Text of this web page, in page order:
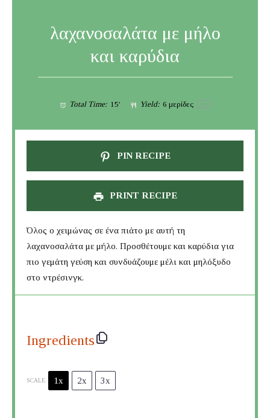
λαχανοσαλάτα με μήλο
και καρύδια
Total Time: 15' Yield: 6 μερίδες 1 x
PIN RECIPE
PRINT RECIPE
Όλος ο χειμώνας σε ένα πιάτο με αυτή τη
λαχανοσαλάτα με μήλο. Προσθέτουμε και καρύδια για
πιο γεμάτη γεύση και συνδυάζουμε μέλι και μηλόξυδο
στο ντρέσινγκ.
Ingredients
SCALE 1x 2x 3x